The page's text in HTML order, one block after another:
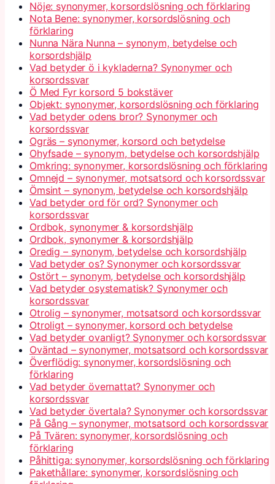
Nöje: synonymer, korsordslösning och förklaring
Nota Bene: synonymer, korsordslösning och
förklaring
Nunna Nära Nunna – synonym, betydelse och
korsordshjälp
Vad betyder ö i kykladerna? Synonymer och
korsordssvar
Ö Med Fyr korsord 5 bokstäver
Objekt: synonymer, korsordslösning och förklaring
Vad betyder odens bror? Synonymer och
korsordssvar
Ogräs – synonymer, korsord och betydelse
Ohyfsade – synonym, betydelse och korsordshjälp
Omkring: synonymer, korsordslösning och förklaring
Omnejd – synonymer, motsatsord och korsordssvar
Ömsint – synonym, betydelse och korsordshjälp
Vad betyder ord för ord? Synonymer och
korsordssvar
Ordbok, synonymer & korsordshjälp
Ordbok, synonymer & korsordshjälp
Oredig – synonym, betydelse och korsordshjälp
Vad betyder os? Synonymer och korsordssvar
Ostört – synonym, betydelse och korsordshjälp
Vad betyder osystematisk? Synonymer och
korsordssvar
Otrolig – synonymer, motsatsord och korsordssvar
Otroligt – synonymer, korsord och betydelse
Vad betyder ovanligt? Synonymer och korsordssvar
Oväntad – synonymer, motsatsord och korsordssvar
Överflödig: synonymer, korsordslösning och
förklaring
Vad betyder övernattat? Synonymer och
korsordssvar
Vad betyder övertala? Synonymer och korsordssvar
På Gång – synonymer, motsatsord och korsordssvar
På Tvären: synonymer, korsordslösning och
förklaring
Påhittiga: synonymer, korsordslösning och förklaring
Pakethållare: synonymer, korsordslösning och